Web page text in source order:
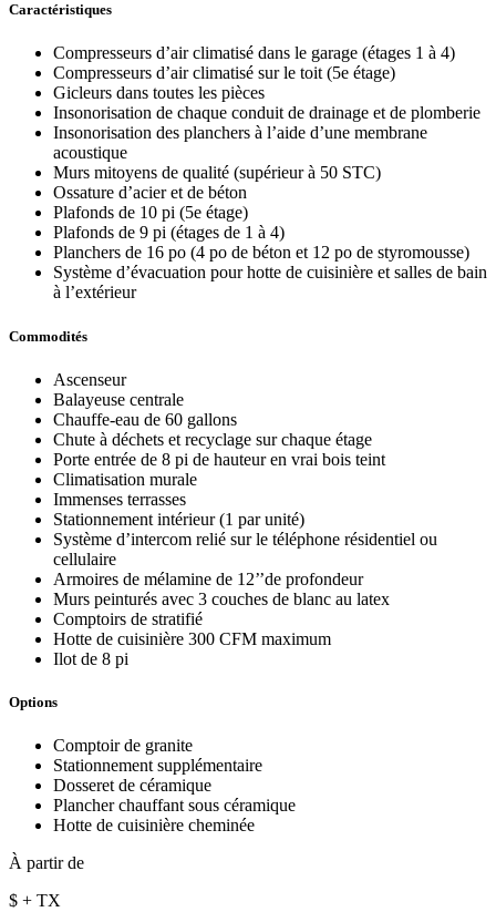
Caractéristiques
Compresseurs d’air climatisé dans le garage (étages 1 à 4)
Compresseurs d’air climatisé sur le toit (5e étage)
Gicleurs dans toutes les pièces
Insonorisation de chaque conduit de drainage et de plomberie
Insonorisation des planchers à l’aide d’une membrane
acoustique
Murs mitoyens de qualité (supérieur à 50 STC)
Ossature d’acier et de béton
Plafonds de 10 pi (5e étage)
Plafonds de 9 pi (étages de 1 à 4)
Planchers de 16 po (4 po de béton et 12 po de styromousse)
Système d’évacuation pour hotte de cuisinière et salles de bain
à l’extérieur
Commodités
Ascenseur
Balayeuse centrale
Chauffe-eau de 60 gallons
Chute à déchets et recyclage sur chaque étage
Porte entrée de 8 pi de hauteur en vrai bois teint
Climatisation murale
Immenses terrasses
Stationnement intérieur (1 par unité)
Système d’intercom relié sur le téléphone résidentiel ou
cellulaire
Armoires de mélamine de 12’’de profondeur
Murs peinturés avec 3 couches de blanc au latex
Comptoirs de stratifié
Hotte de cuisinière 300 CFM maximum
Ilot de 8 pi
Options
Comptoir de granite
Stationnement supplémentaire
Dosseret de céramique
Plancher chauffant sous céramique
Hotte de cuisinière cheminée
À partir de
$ + TX